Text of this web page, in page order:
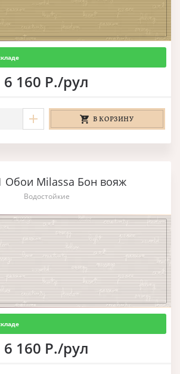
6 160 Р./рул
В КОРЗИНУ
Обои Milassa Бон вояж
Водостойкие
6 160 Р./рул